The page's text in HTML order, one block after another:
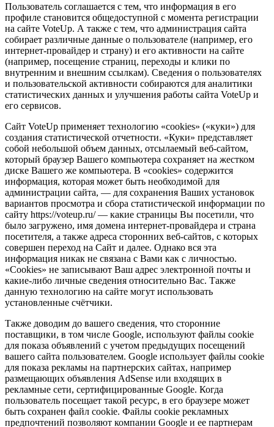
Пользователь соглашается с тем, что информация в его
профиле становится общедоступной с момента регистрации
на сайте VoteUp. А также с тем, что администрация сайта
собирает различные данные о пользователе (например, его
интернет-провайдер и страну) и его активности на сайте
(например, посещение страниц, переходы и клики по
внутренним и внешним ссылкам). Сведения о пользователях
и пользовательской активности собираются для аналитики
статистических данных и улучшения работы сайта VoteUp и
его сервисов.
Сайт VoteUp применяет технологию «cookies» («куки») для
создания статистической отчетности. «Куки» представляет
собой небольшой объем данных, отсылаемый веб-сайтом,
который браузер Вашего компьютера сохраняет на жестком
диске Вашего же компьютера. В «cookies» содержится
информация, которая может быть необходимой для
администрации сайта, — для сохранения Ваших установок
вариантов просмотра и сбора статистической информации по
сайту https://voteup.ru/ — какие страницы Вы посетили, что
было загружено, имя домена интернет-провайдера и страна
посетителя, а также адреса сторонних веб-сайтов, с которых
совершен переход на Сайт и далее. Однако вся эта
информация никак не связана с Вами как с личностью.
«Cookies» не записывают Ваш адрес электронной почты и
какие-либо личные сведения относительно Вас. Также
данную технологию на сайте могут использовать
установленные счётчики.
Также доводим до вашего сведения, что сторонние
поставщики, в том числе Google, используют файлы cookie
для показа объявлений с учетом предыдущих посещений
вашего сайта пользователем. Google использует файлы cookie
для показа рекламы на партнерских сайтах, например
размещающих объявления AdSense или входящих в
рекламные сети, сертифицированные Google. Когда
пользователь посещает такой ресурс, в его браузере может
быть сохранен файл cookie. Файлы cookie рекламных
предпочтений позволяют компании Google и ее партнерам